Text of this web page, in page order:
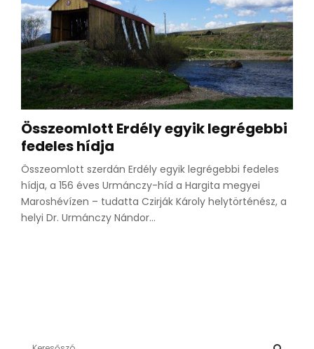
Összeomlott Erdély egyik legrégebbi
fedeles hídja
Összeomlott szerdán Erdély egyik legrégebbi fedeles
hídja, a 156 éves Urmánczy-híd a Hargita megyei
Maroshévízen – tudatta Czirják Károly helytörténész, a
helyi Dr. Urmánczy Nándor...